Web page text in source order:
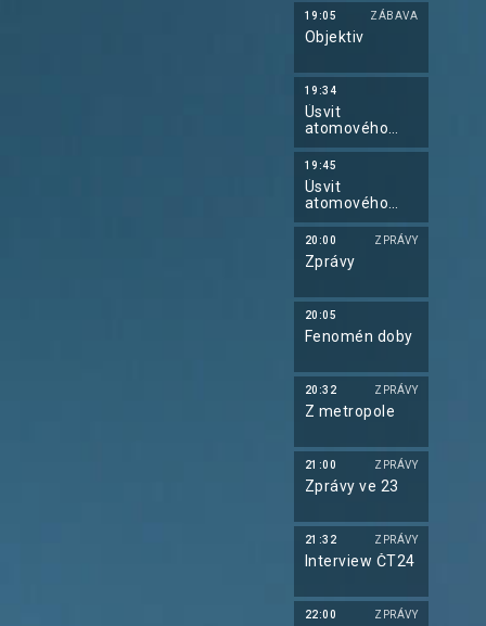
19:05 ZÁBAVA
Objektiv
19:34
Úsvit
atomového
věku: Nagasaki
19:45
Úsvit
atomového
věku: Síla slov
20:00 ZPRÁVY
Zprávy
20:05
Fenomén doby
20:32 ZPRÁVY
Z metropole
21:00 ZPRÁVY
Zprávy ve 23
21:32 ZPRÁVY
Interview ČT24
22:00 ZPRÁVY